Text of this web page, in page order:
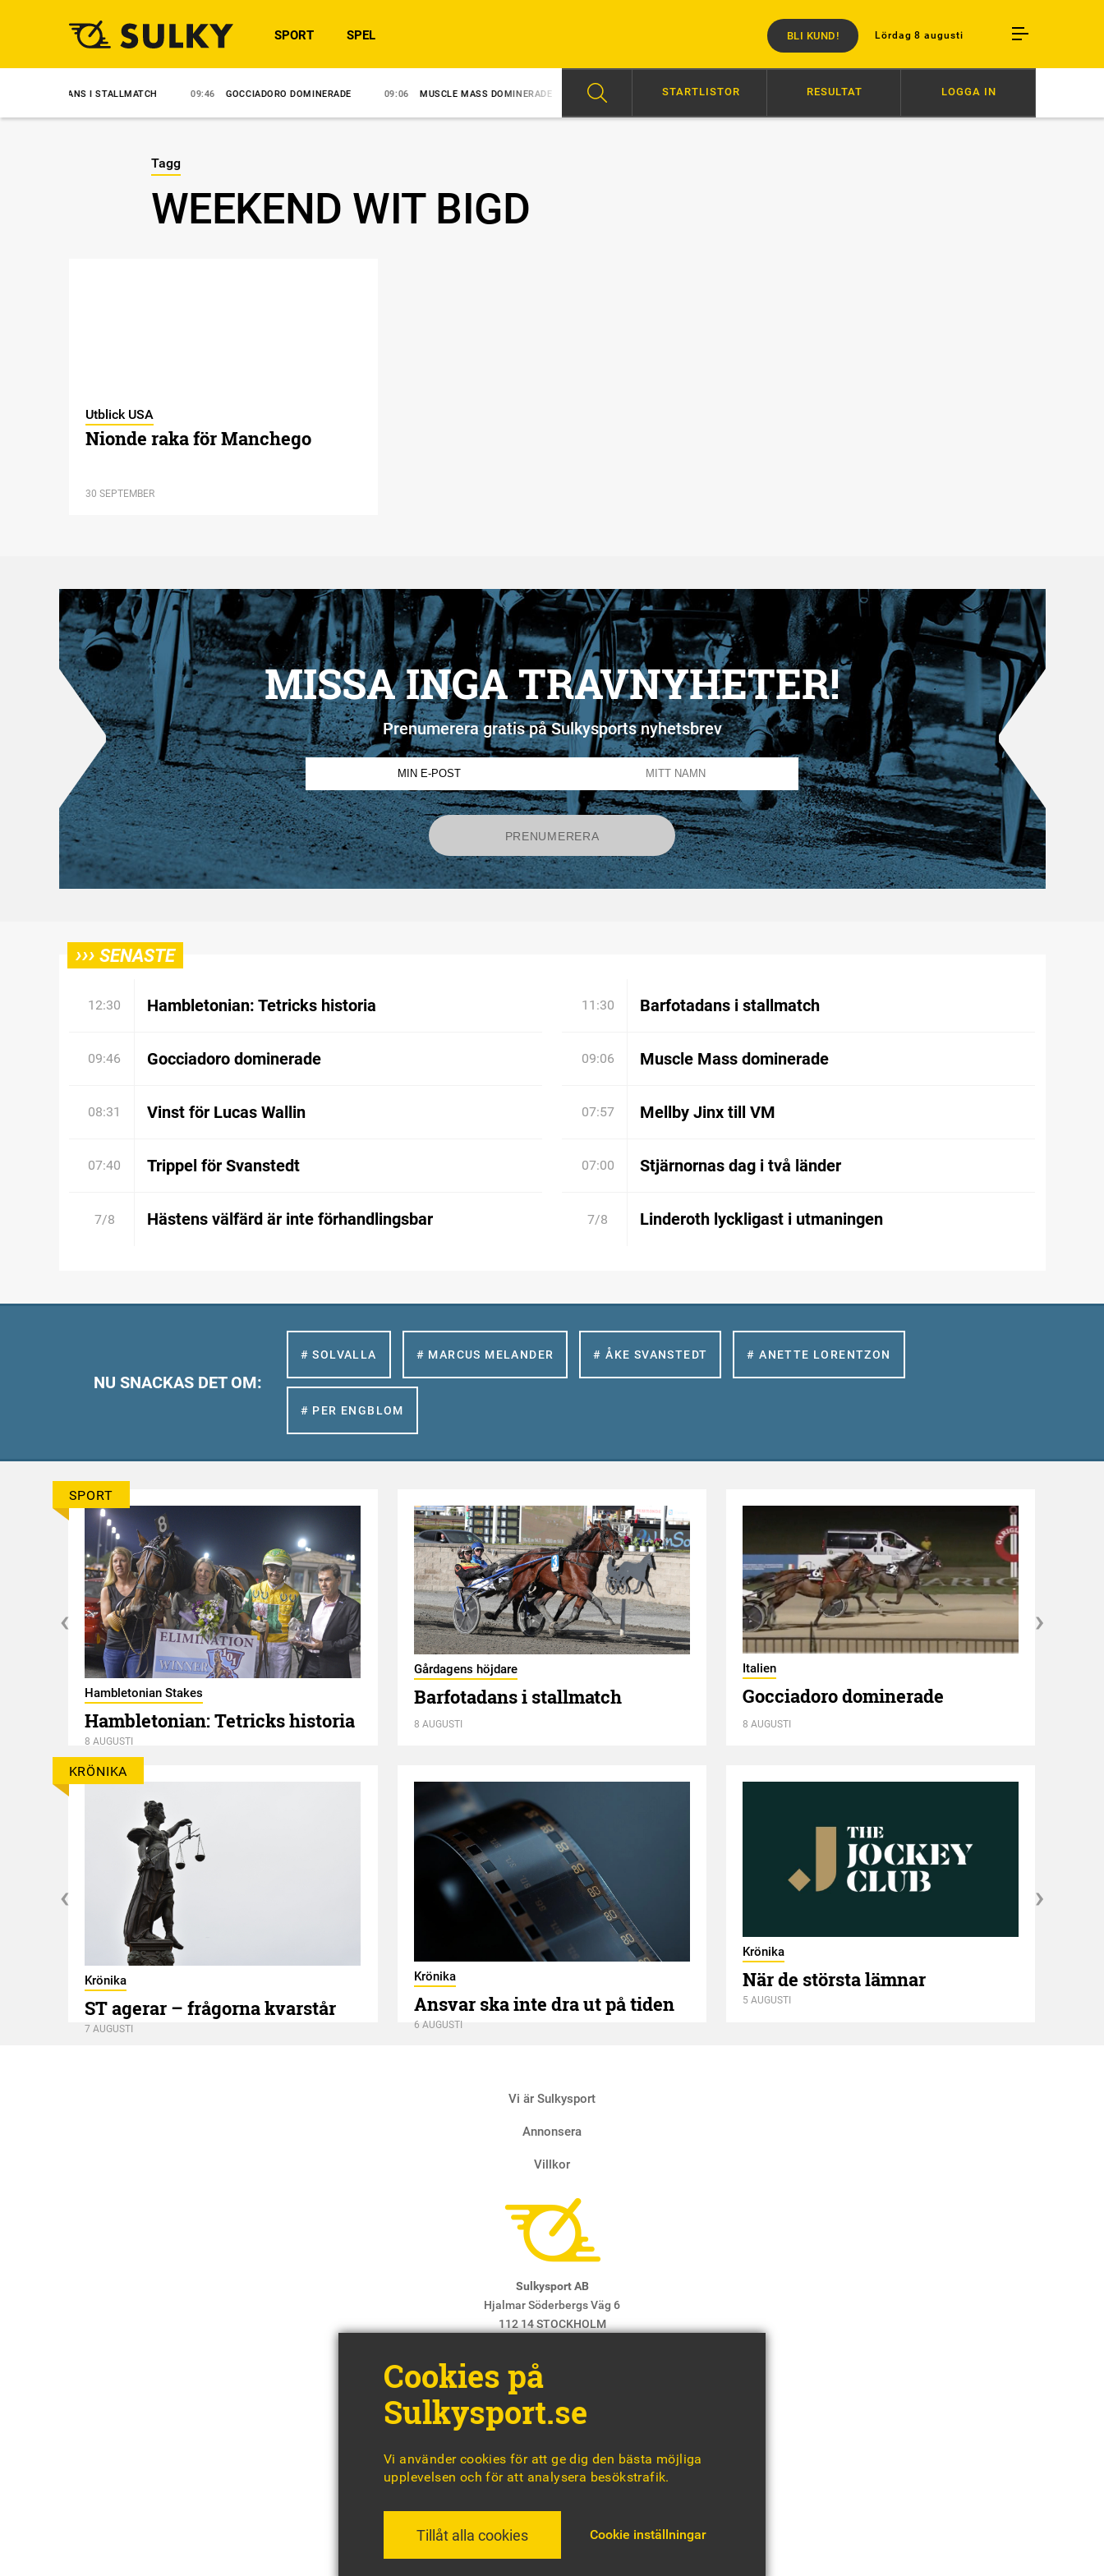
Lördag 8 augusti
SPORT SPEL BLI KUND!
I STALLMATCH 09:46 GOCCIADORO DOMINERADE 09:06 MUSCLE MASS DOMINERADE 08:31 VINST FÖR LUCAS WALLIN 12:30 HAMBLETONIAN: TETRICKS HISTORIA 11:30
STARTLISTOR RESULTAT LOGGA IN
Tagg
WEEKEND WIT BIGD
Utblick USA
Nionde raka för Manchego
30 SEPTEMBER
MISSA INGA TRAVNYHETER!
Prenumerera gratis på Sulkysports nyhetsbrev
››› SENASTE
12:30 Hambletonian: Tetricks historia 11:30 Barfotadans i stallmatch
09:46 Gocciadoro dominerade 09:06 Muscle Mass dominerade
08:31 Vinst för Lucas Wallin 07:57 Mellby Jinx till VM
07:40 Trippel för Svanstedt 07:00 Stjärnornas dag i två länder
7/8 Hästens välfärd är inte förhandlingsbar 7/8 Linderoth lyckligast i utmaningen
NU SNACKAS DET OM:
# SOLVALLA # MARCUS MELANDER # ÅKE SVANSTEDT # ANETTE LORENTZON
# PER ENGBLOM
SPORT
Hambletonian Stakes
Hambletonian: Tetricks historia
8 AUGUSTI
Gårdagens höjdare
Barfotadans i stallmatch
8 AUGUSTI
Italien
Gocciadoro dominerade
8 AUGUSTI
KRÖNIKA
Krönika
ST agerar – frågorna kvarstår
7 AUGUSTI
Krönika
Ansvar ska inte dra ut på tiden
6 AUGUSTI
Krönika
När de största lämnar
5 AUGUSTI
Vi är Sulkysport
Annonsera
Villkor
Sulkysport AB
Hjalmar Söderbergs Väg 6
112 14 STOCKHOLM
Chefredaktör & ansvarig utgivare:
Cookies på
Sulkysport.se
Vi använder cookies för att ge dig den bästa möjliga
upplevelsen och för att analysera besökstrafik.
Tillåt alla cookies Cookie inställningar